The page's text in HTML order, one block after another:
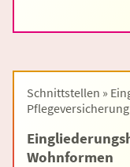
Schnittstellen »
Wohnformen